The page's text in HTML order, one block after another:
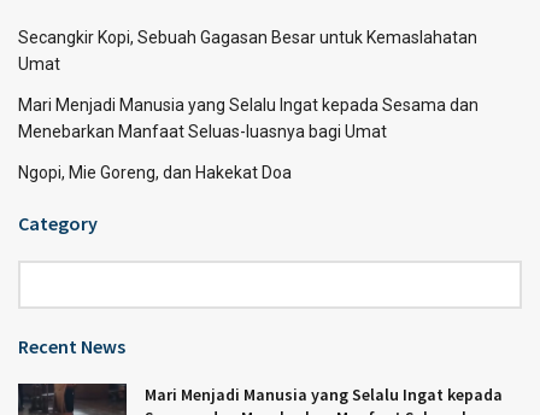
Secangkir Kopi, Sebuah Gagasan Besar untuk Kemaslahatan
Umat
Mari Menjadi Manusia yang Selalu Ingat kepada Sesama dan
Menebarkan Manfaat Seluas-luasnya bagi Umat
Ngopi, Mie Goreng, dan Hakekat Doa
Category
Recent News
Mari Menjadi Manusia yang Selalu Ingat kepada